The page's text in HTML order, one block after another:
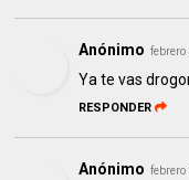
Anónimo febrero
Ya te vas
RESPONDER
Anónimo febrero